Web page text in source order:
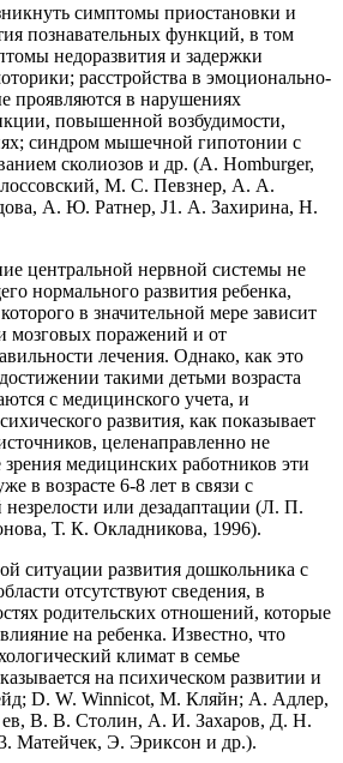
симптомы приостановки и
познавательных функций, в том
недоразвития и задержки
расстройства в эмоционально-
проявляются в нарушениях
повышенной возбудимости,
синдром мышечной гипотонии с
сколиозов и др. (А. Homburger,
М. С. Певзнер, А. А.
А. Ю. Ратнер, J1. А. Захирина, Н.
центральной нервной системы не
нормального развития ребенка,
в значительной мере зависит
мозговых поражений и от
лечения. Однако, как это
такими детьми возраста
с медицинского учета, и
развития, как показывает
целенаправленно не
медицинских работников эти
в возрасте 6-8 лет в связи с
или дезадаптации (Л. П.
Т. К. Окладникова, 1996).
ситуации развития дошкольника с
отсутствуют сведения, в
родительских отношений, которые
на ребенка. Известно, что
климат в семье
на психическом развитии и
D. W. Winnicot, М. Кляйн; А. Адлер,
В. В. Столин, А. И. Захаров, Д. Н.
Матейчек, Э. Эриксон и др.).